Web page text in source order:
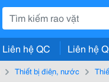
Liên hệ QC Liên hệ
Thiết bị điện, nước